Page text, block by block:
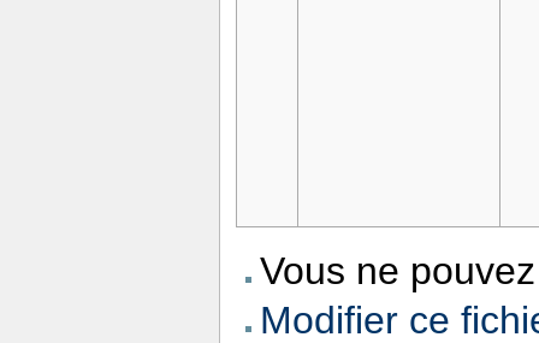
Vous ne
Modifier ce